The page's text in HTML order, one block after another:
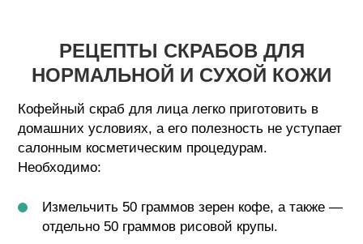
РЕЦЕПТЫ СКРАБОВ ДЛЯ
НОРМАЛЬНОЙ И СУХОЙ КОЖИ
Кофейный скраб для лица легко приготовить в
домашних условиях, а его полезность не уступает
салонным косметическим процедурам.
Необходимо:
Измельчить 50 граммов зерен кофе, а также —
отдельно 50 граммов рисовой крупы.